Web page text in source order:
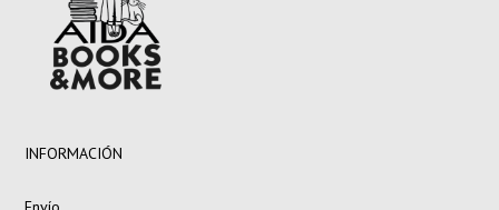
INFORMACIÓN